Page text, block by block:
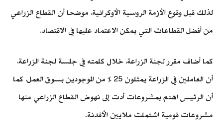
لذلك قبل وقوع الأزمة الروسية الأوكرانية، موضحا أن القطاع الزراعي
من أفضل القطاعات التي يمكن الاعتماد عليها في الاقتصاد.
كما أضاف مقرر لجنة الزراعة، خلال كلمته في جلسة لجنة الزراعة،
أن العاملين في الزراعة يمثلون 25 % من الموجودين بسوق العمل، كما
أن الرئيس اهتم بمشروعات أدت إلى نهوض القطاع الزراعي منها
مشروعات قومية اشتملت ملايين الأفدنة.